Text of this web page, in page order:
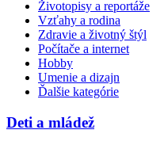
Životopisy a reportáže
Vzťahy a rodina
Zdravie a životný štýl
Počítače a internet
Hobby
Umenie a dizajn
Ďalšie kategórie
Deti a mládež